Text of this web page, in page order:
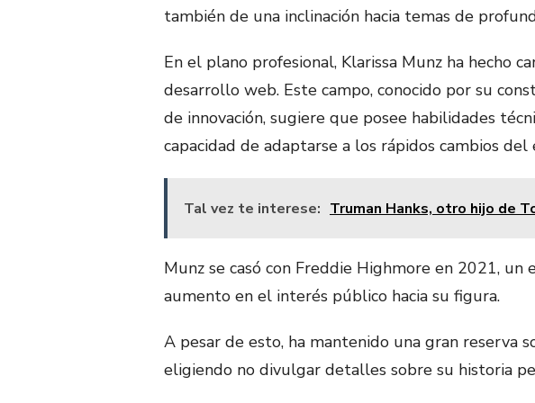
también de una inclinación hacia temas de
En el plano profesional, Klarissa Munz ha hecho
desarrollo web. Este campo, conocido por su
de innovación, sugiere que posee habilidades
capacidad de adaptarse a los rápidos cambios
Tal vez te interese: Truman Hanks, otro hijo de
Munz se casó con Freddie Highmore en 2021,
aumento en el interés público hacia su figura.
A pesar de esto, ha mantenido una gran reserva
eligiendo no divulgar detalles sobre su historia